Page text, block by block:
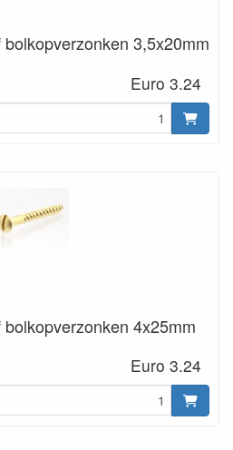
3,5x20mm
Euro 3.24
4x25mm
Euro 3.24